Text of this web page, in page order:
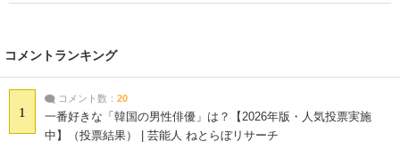
コメントランキング
1
コメント数： 20
一番好きな「韓国の男性俳優」は？【2026年版・人気投票実施
中】（投票結果） | 芸能人 ねとらぼリサーチ